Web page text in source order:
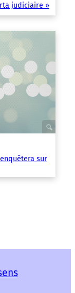
judiciaire »
sur